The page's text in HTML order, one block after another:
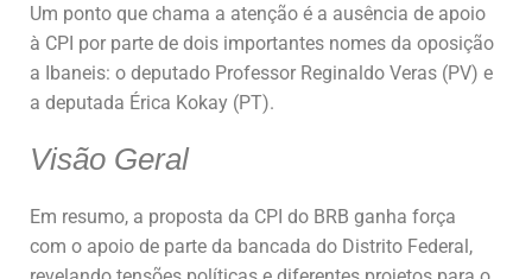
Um ponto que chama a atenção é a ausência de apoio
à CPI por parte de dois importantes nomes da oposição
a Ibaneis: o deputado Professor Reginaldo Veras (PV) e
a deputada Érica Kokay (PT).
Visão Geral
Em resumo, a proposta da CPI do BRB ganha força
com o apoio de parte da bancada do Distrito Federal,